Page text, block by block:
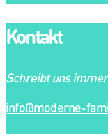
Kontakt
Schreibt uns
info@moderne-